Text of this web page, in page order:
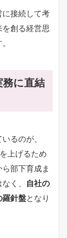
に接続して考
創る経営思
に直結
るのが、
上げるため
部下育成ま
く、 自社の
羅針盤となり